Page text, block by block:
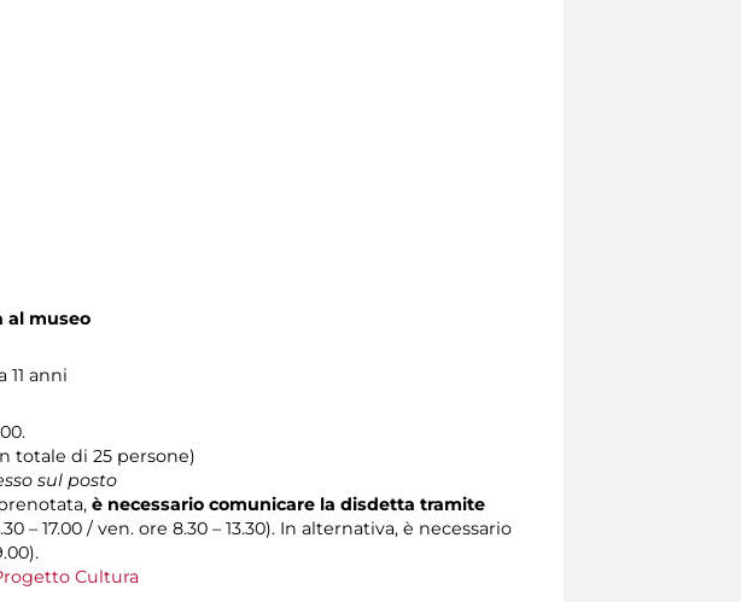
al museo
anni
totale di 25 persone)
sul posto
è necessario comunicare la disdetta tramite
– 17.00 / ven. ore 8.30 – 13.30). In alternativa, è necessario
Cultura